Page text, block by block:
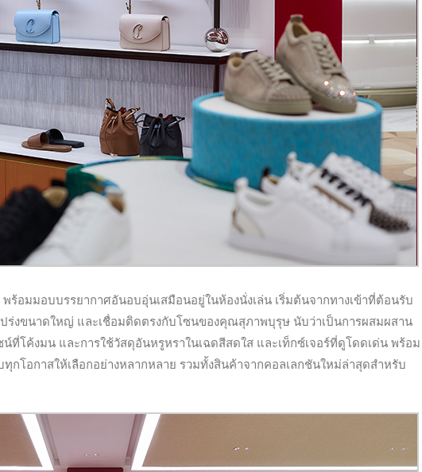
อมมอบบรรยากาศอันอบอุ่นเสมือนอยู่ในห้องนั่งเล่น เริ่มต้นจากทางเข้าที่ต้อนรับ
งขนาดใหญ่ และเชื่อมติดตรงกับโซนของคุณสุภาพบุรุษ นับว่าเป็นการผสมผสาน
ที่โค้งมน และการใช้วัสดุอันหรูหราในเฉดสีสดใส และเท็กซ์เจอร์ที่ดูโดดเด่น พร้อม
ทุกโอกาสให้เลือกอย่างหลากหลาย รวมทั้งสินค้าจากคอลเลกชันใหม่ล่าสุดสำหรับ